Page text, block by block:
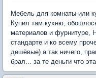
Мебель для комнаты или
Купил там кухню,
материалов и фурнитуре,
стандарте и ко всему
дешёвые) а так ничего,
брал... за те деньги что